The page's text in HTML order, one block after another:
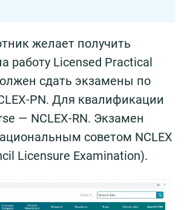
желает получить
работу Licensed Practical
сдать экзамены по
PN. Для квалификации
— NCLEX-RN. Экзамен
советом NCLEX
Licensure Examination).